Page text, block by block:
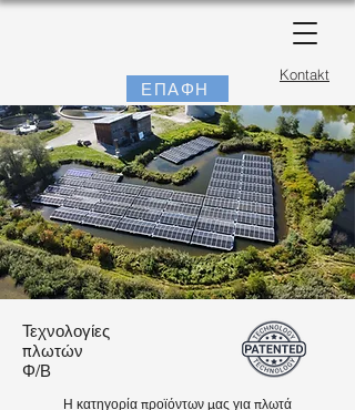
ΕΠΑΦΗ
Kontakt
Τεχνολογίες
πλωτών
Φ/Β
Η κατηγορία προϊόντων μας για πλωτά